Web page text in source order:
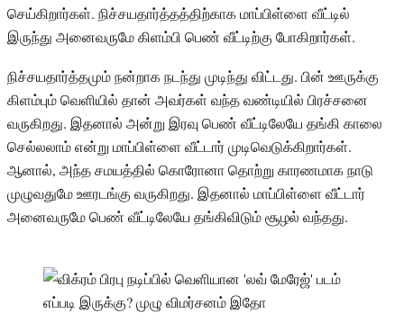
செய்கிறார்கள். நிச்சயதார்த்தத்திற்காக மாப்பிள்ளை வீட்டில்
இருந்து அனைவருமே கிளம்பி பெண் வீட்டிற்கு போகிறார்கள்.
நிச்சயதார்த்தமும் நன்றாக நடந்து முடிந்து விட்டது. பின் ஊருக்கு
கிளம்பும் வெளியில் தான் அவர்கள் வந்த வண்டியில் பிரச்சனை
வருகிறது. இதனால் அன்று இரவு பெண் வீட்டிலேயே தங்கி காலை
செல்லலாம் என்று மாப்பிள்ளை வீட்டார் முடிவெடுக்கிறார்கள்.
ஆனால், அந்த சமயத்தில் கொரோனா தொற்று காரணமாக நாடு
முழுவதுமே ஊரடங்கு வருகிறது. இதனால் மாப்பிள்ளை வீட்டார்
அனைவருமே பெண் வீட்டிலேயே தங்கிவிடும் சூழல் வந்தது.